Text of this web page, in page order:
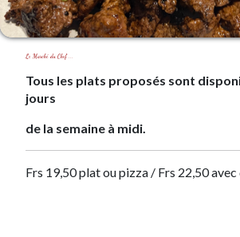
Le Marché du Chef ...
Tous les plats proposés sont
jours
de la semaine à midi.
Frs 19,50 plat ou pizza / Frs 22,50